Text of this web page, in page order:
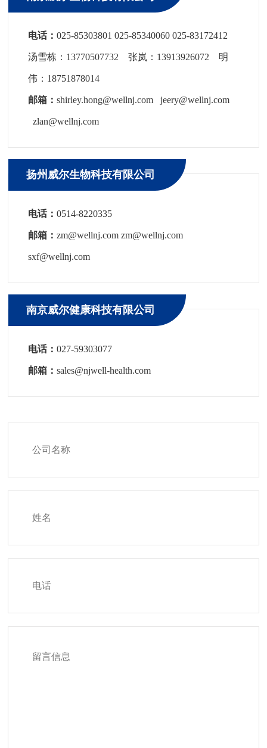
电话：025-85303801 025-85340060 025-83172412
汤雪栋：13770507732 张岚：13913926072 明
伟：18751878014
邮箱：shirley.hong@wellnj.com jeery@wellnj.com
zlan@wellnj.com
扬州威尔生物科技有限公司
电话：0514-8220335
邮箱：zm@wellnj.com zm@wellnj.com
sxf@wellnj.com
南京威尔健康科技有限公司
电话：027-59303077
邮箱：sales@njwell-health.com